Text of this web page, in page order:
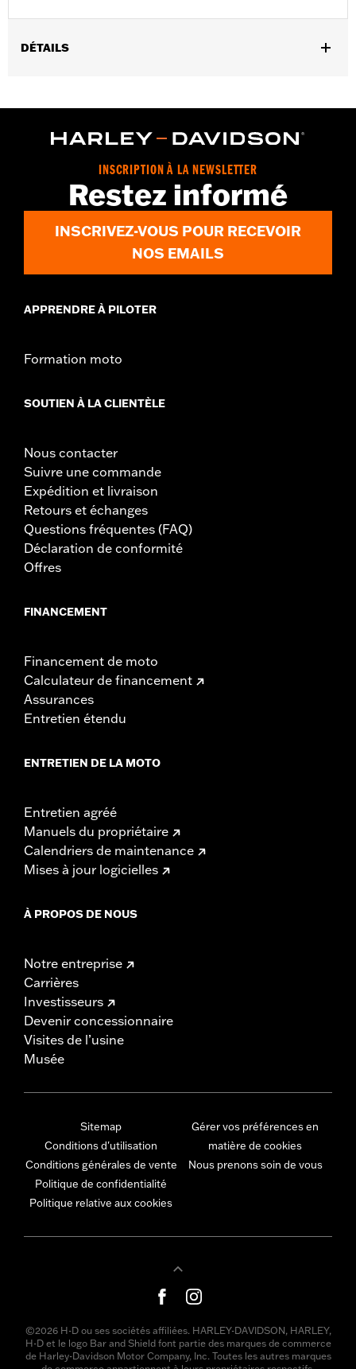
DÉTAILS
Caractéristiques fonctionnelles:Doigts pré-courbés,
GARANTIE:2 year limited warranty – Go towww.h-
for full details
Imported
INSCRIPTION À LA NEWSLETTER
Restez informé
INSCRIVEZ-VOUS POUR RECEVOIR
NOS EMAILS
APPRENDRE À PILOTER
Formation moto
SOUTIEN À LA CLIENTÈLE
Nous contacter
Suivre une commande
Expédition et livraison
Retours et échanges
Questions fréquentes (FAQ)
Déclaration de conformité
Offres
FINANCEMENT
Financement de moto
Calculateur de financement
Assurances
Entretien étendu
ENTRETIEN DE LA MOTO
Entretien agréé
Manuels du propriétaire
Calendriers de maintenance
Mises à jour logicielles
À PROPOS DE NOUS
Notre entreprise
Carrières
Investisseurs
Devenir concessionnaire
Visites de l’usine
Musée
Sitemap
Conditions d'utilisation
Conditions générales de vente
Politique de confidentialité
Politique relative aux cookies
Gérer vos préférences en
matière de cookies
Nous prenons soin de vous
©2026 H-D ou ses sociétés affiliées. HARLEY-DAVIDSON, HARLEY,
H-D et le logo Bar and Shield font partie des marques de commerce
de Harley-Davidson Motor Company, Inc. Toutes les autres marques